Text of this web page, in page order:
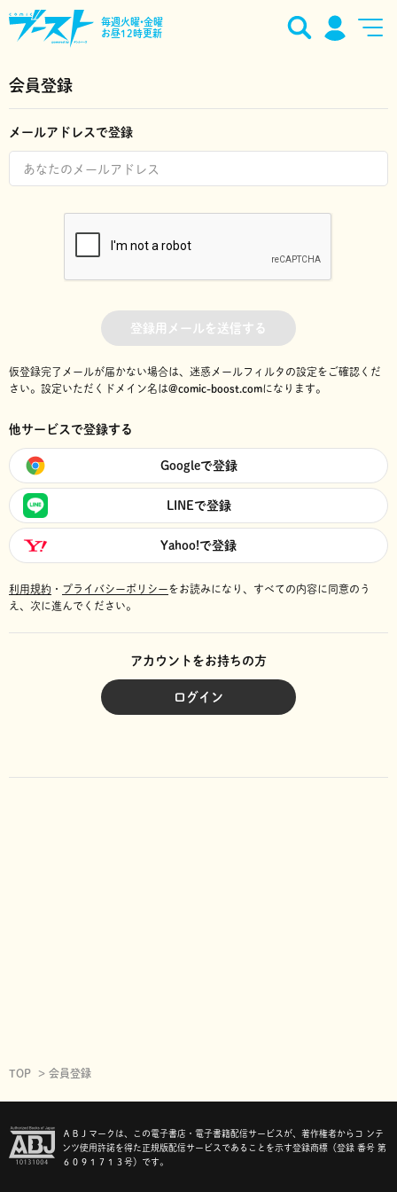
毎週火曜•金曜
お昼12時更新
会員登録
メールアドレスで登録
登録用メールを送信する
仮登録完了メールが届かない場合は、迷惑メールフィルタの設定をご確認くだ
さい。 設定いただくドメイン名は@comic-boost.comになります。
他サービスで登録する
Googleで登録
LINEで登録
Yahoo!で登録
利用規約 ・ プライバシーポリシーをお読みになり、 すべての内容に同意のう
え、次に進んでください。
アカウントをお持ちの方
ログイン
TOP 会員登録
ＡＢＪマークは、この電子書店・電子書籍配信サービスが、著作権者からコ ンテ
ンツ使用許諾を得た正規版配信サービスであることを示す登録商標（登録 番号 第
６０９１７１３号）です。